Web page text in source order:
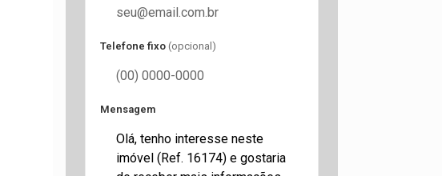
Telefone fixo (opcional)
Mensagem